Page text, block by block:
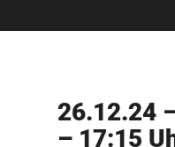
26.12.24
– 17:15